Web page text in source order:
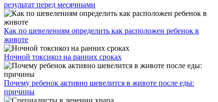
результат перед месячными
Как по шевелениям определить как расположен ребенок в
животе
Ночной токсикоз на ранних сроках
Почему ребенок активно шевелится в животе после еды:
причины